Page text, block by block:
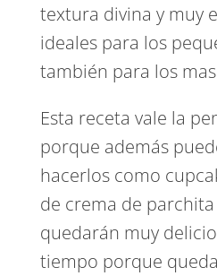
textura divina y muy
ideales para los
también para los
Esta receta vale la
porque además
hacerlos como
de crema de
quedarán muy
tiempo porque